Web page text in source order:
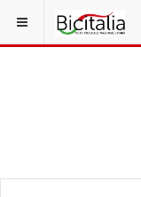
Questo sito utilizza i